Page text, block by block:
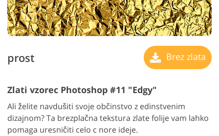
prost Brez zlata
Zlati vzorec Photoshop #11 "Edgy"
Ali želite navdušiti svoje občinstvo z edinstvenim
dizajnom? Ta brezplačna tekstura zlate folije vam lahko
pomaga uresničiti celo c nore ideje.